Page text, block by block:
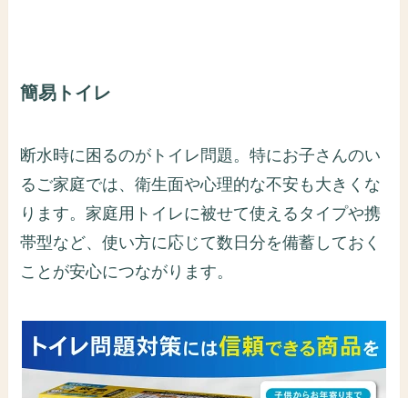
簡易トイレ
断水時に困るのがトイレ問題。特にお子さんのい
るご家庭では、衛生面や心理的な不安も大きくな
ります。家庭用トイレに被せて使えるタイプや携
帯型など、使い方に応じて数日分を備蓄しておく
ことが安心につながります。